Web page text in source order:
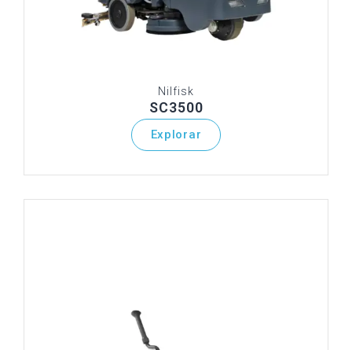
Nilfisk
SC3500
Explorar